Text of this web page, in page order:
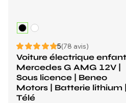
5(78 avis)
Voiture électrique enfant
Mercedes G AMG 12V |
Sous licence | Beneo
Motors | Batterie lithium |
Télé